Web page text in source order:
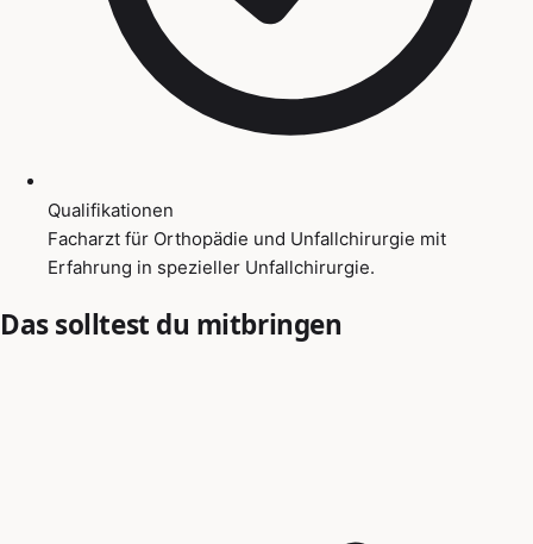
Qualifikationen
Facharzt für Orthopädie und Unfallchirurgie mit
Erfahrung in spezieller Unfallchirurgie.
Das solltest du mitbringen